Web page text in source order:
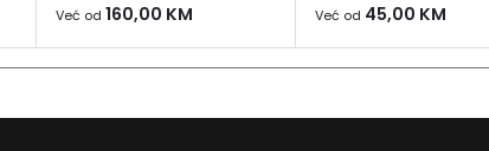
Već od 160,00 KM Već od 45,00 KM